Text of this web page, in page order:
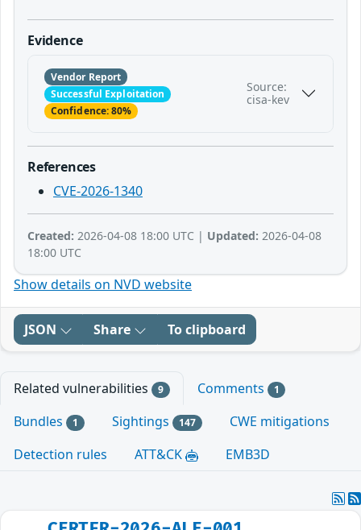
Evidence
Vendor Report
Successful Exploitation
Confidence: 80%
Source:
cisa-kev
References
CVE-2026-1340
Created: 2026-04-08 18:00 UTC | Updated: 2026-04-08
18:00 UTC
Show details on NVD website
JSON Share To clipboard
Related vulnerabilities 9 Comments 1
Bundles 1 Sightings 147
CWE mitigations
Detection rules
ATT&CK EMB3D